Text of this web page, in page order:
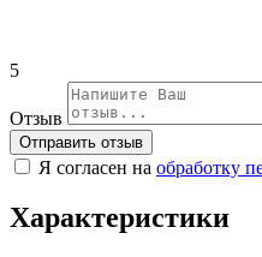
5
Отзыв
Отправить отзыв
Я согласен на обработку
Характеристики